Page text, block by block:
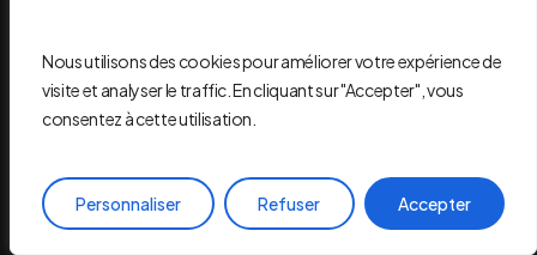
Nous utilisons des cookies pour améliorer votre expérience de
visite et analyser le traffic. En cliquant sur "Accepter", vous
consentez à cette utilisation.
Personnaliser Refuser Accepter
S'abonner
Politique de confidentialité
Conditions générales de vente